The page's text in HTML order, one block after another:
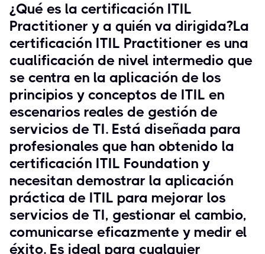
¿Qué es la certificación ITIL
Practitioner y a quién va dirigida?La
certificación ITIL Practitioner es una
cualificación de nivel intermedio que
se centra en la aplicación de los
principios y conceptos de ITIL en
escenarios reales de gestión de
servicios de TI. Está diseñada para
profesionales que han obtenido la
certificación ITIL Foundation y
necesitan demostrar la aplicación
práctica de ITIL para mejorar los
servicios de TI, gestionar el cambio,
comunicarse eficazmente y medir el
éxito. Es ideal para cualquier